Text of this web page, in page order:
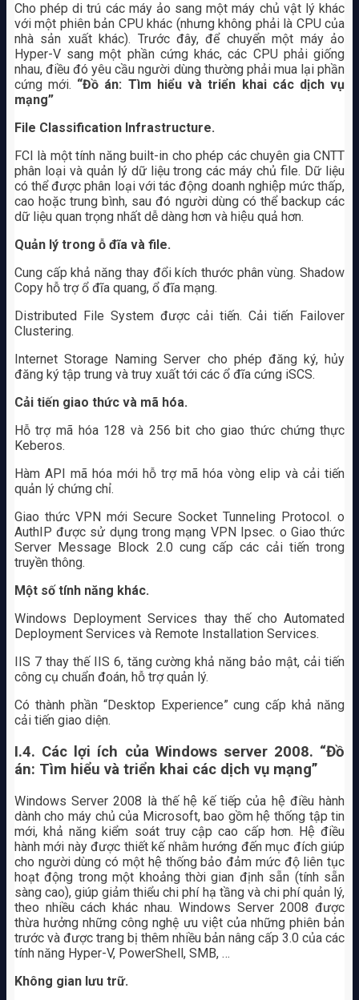
Cho phép di trú các máy ảo sang một máy chủ vật lý khác
với một phiên bản CPU khác (nhưng không phải là CPU của
nhà sản xuất khác). Trước đây, để chuyển một máy ảo
Hyper-V sang một phần cứng khác, các CPU phải giống
nhau, điều đó yêu cầu người dùng thường phải mua lại phần
cứng mới. “Đồ án: Tìm hiểu và triển khai các dịch vụ
mạng”
File Classification Infrastructure.
FCI là một tính năng built-in cho phép các chuyên gia CNTT
phân loại và quản lý dữ liệu trong các máy chủ file. Dữ liệu
có thể được phân loại với tác động doanh nghiệp mức thấp,
cao hoặc trung bình, sau đó người dùng có thể backup các
dữ liệu quan trọng nhất dễ dàng hơn và hiệu quả hơn.
Quản lý trong ỗ đĩa và file.
Cung cấp khả năng thay đổi kích thước phân vùng. Shadow
Copy hỗ trợ ổ đĩa quang, ổ đĩa mạng.
Distributed File System được cải tiến. Cải tiến Failover
Clustering.
Internet Storage Naming Server cho phép đăng ký, hủy
đăng ký tập trung và truy xuất tới các ổ đĩa cứng iSCS.
Cải tiến giao thức và mã hóa.
Hỗ trợ mã hóa 128 và 256 bit cho giao thức chứng thực
Keberos.
Hàm API mã hóa mới hỗ trợ mã hóa vòng elip và cải tiến
quản lý chứng chỉ.
Giao thức VPN mới Secure Socket Tunneling Protocol. o
AuthIP được sử dụng trong mạng VPN Ipsec. o Giao thức
Server Message Block 2.0 cung cấp các cải tiến trong
truyền thông.
Một số tính năng khác.
Windows Deployment Services thay thế cho Automated
Deployment Services và Remote Installation Services.
IIS 7 thay thế IIS 6, tăng cường khả năng bảo mật, cải tiến
công cụ chuẩn đoán, hỗ trợ quản lý.
Có thành phần “Desktop Experience” cung cấp khả năng
cải tiến giao diện.
I.4. Các lợi ích của Windows server 2008. “Đồ
án: Tìm hiểu và triển khai các dịch vụ mạng”
Windows Server 2008 là thế hệ kế tiếp của hệ điều hành
dành cho máy chủ của Microsoft, bao gồm hệ thống tập tin
mới, khả năng kiểm soát truy cập cao cấp hơn. Hệ điều
hành mới này được thiết kế nhằm hướng đến mục đích giúp
cho người dùng có một hệ thống bảo đảm mức độ liên tục
hoạt động trong một khoảng thời gian định sẵn (tính sẵn
sàng cao), giúp giảm thiểu chi phí hạ tầng và chi phí quản lý,
theo nhiều cách khác nhau. Windows Server 2008 được
thừa hưởng những công nghệ ưu việt của những phiên bản
trước và được trang bị thêm nhiều bản nâng cấp 3.0 của các
tính năng Hyper-V, PowerShell, SMB, …
Không gian lưu trữ.